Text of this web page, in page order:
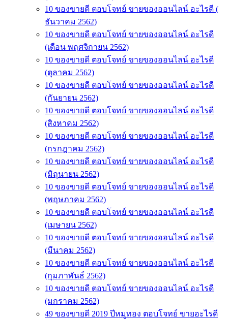
10 ของขายดี ตอบโจทย์ ขายของออนไลน์ อะไรดี (
ธันวาคม 2562)
10 ของขายดี ตอบโจทย์ ขายของออนไลน์ อะไรดี
(เดือน พฤศจิกายน 2562)
10 ของขายดี ตอบโจทย์ ขายของออนไลน์ อะไรดี
(ตุลาคม 2562)
10 ของขายดี ตอบโจทย์ ขายของออนไลน์ อะไรดี
(กันยายน 2562)
10 ของขายดี ตอบโจทย์ ขายของออนไลน์ อะไรดี
(สิงหาคม 2562)
10 ของขายดี ตอบโจทย์ ขายของออนไลน์ อะไรดี
(กรกฎาคม 2562)
10 ของขายดี ตอบโจทย์ ขายของออนไลน์ อะไรดี
(มิถุนายน 2562)
10 ของขายดี ตอบโจทย์ ขายของออนไลน์ อะไรดี
(พฤษภาคม 2562)
10 ของขายดี ตอบโจทย์ ขายของออนไลน์ อะไรดี
(เมษายน 2562)
10 ของขายดี ตอบโจทย์ ขายของออนไลน์ อะไรดี
(มีนาคม 2562)
10 ของขายดี ตอบโจทย์ ขายของออนไลน์ อะไรดี
(กุมภาพันธ์ 2562)
10 ของขายดี ตอบโจทย์ ขายของออนไลน์ อะไรดี
(มกราคม 2562)
49 ของขายดี 2019 ปีหมูทอง ตอบโจทย์ ขายอะไรดี